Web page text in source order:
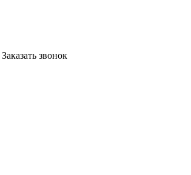
Заказать звонок